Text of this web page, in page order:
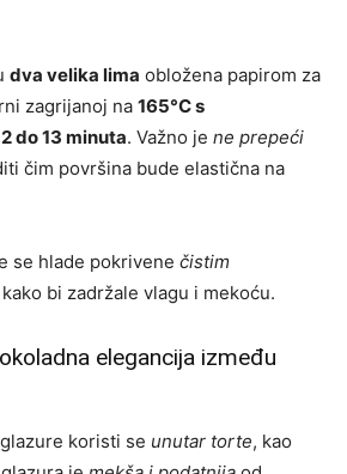
dva velika lima obložena papirom za
zagrijanoj na 165°C s
do 13 minuta. Važno je ne prepeći
čim površina bude elastična na
se hlade pokrivene čistim
kako bi zadržale vlagu i mekoću.
elegancija između
koristi se unutar torte, kao